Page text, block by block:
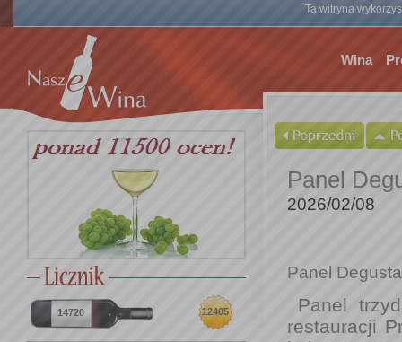
Ta witryna
Wina
14720 12405
Panel
2026/02/08
Panel
Panel
restauracji